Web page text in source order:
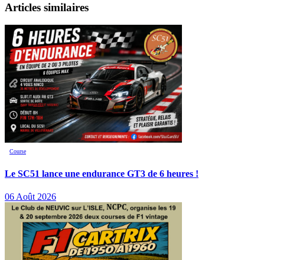
Articles similaires
Course
Le SC51 lance une endurance GT3 de 6 heures !
06 Août 2026